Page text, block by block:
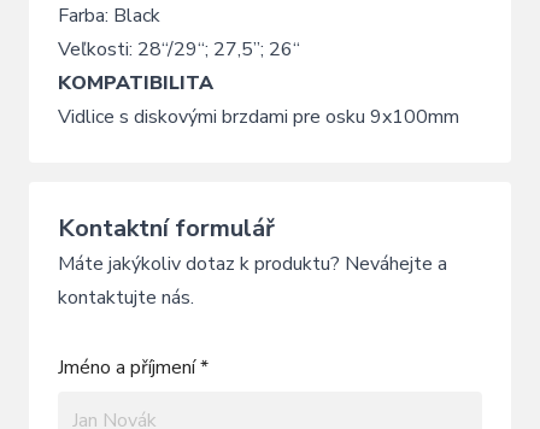
Farba: Black
Veľkosti: 28“/29“; 27,5”; 26“
KOMPATIBILITA
Vidlice s diskovými brzdami pre osku 9x100mm
Kontaktní formulář
Máte jakýkoliv dotaz k produktu? Neváhejte a
kontaktujte nás.
Jméno a příjmení *